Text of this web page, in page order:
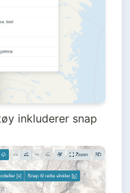
inkluderer snap